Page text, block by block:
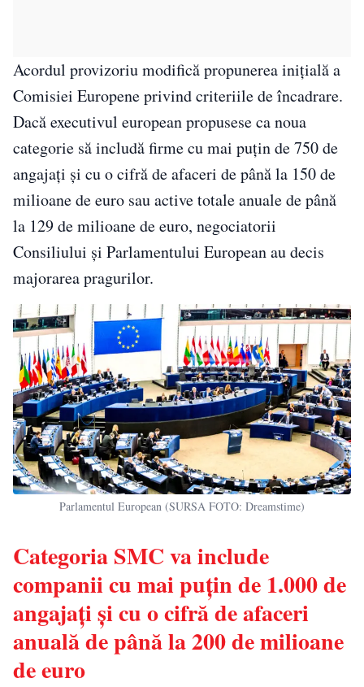
Acordul provizoriu modifică propunerea inițială a
Comisiei Europene privind criteriile de încadrare.
Dacă executivul european propusese ca noua
categorie să includă firme cu mai puțin de 750 de
angajați și cu o cifră de afaceri de până la 150 de
milioane de euro sau active totale anuale de până
la 129 de milioane de euro, negociatorii
Consiliului și Parlamentului European au decis
majorarea pragurilor.
Parlamentul European (SURSA FOTO: Dreamstime)
Categoria SMC va include
companii cu mai puțin de 1.000 de
angajați și cu o cifră de afaceri
anuală de până la 200 de milioane
de euro